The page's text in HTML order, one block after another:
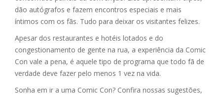
dão autógrafos e fazem encontros especiais e mais
íntimos com os fãs. Tudo para deixar os visitantes felizes.
Apesar dos restaurantes e hotéis lotados e do
congestionamento de gente na rua, a experiência da Comic
Con vale a pena, é aquele tipo de programa que todo fã de
verdade deve fazer pelo menos 1 vez na vida.
Sonha em ir a uma Comic Con? Confira nossas sugestões,